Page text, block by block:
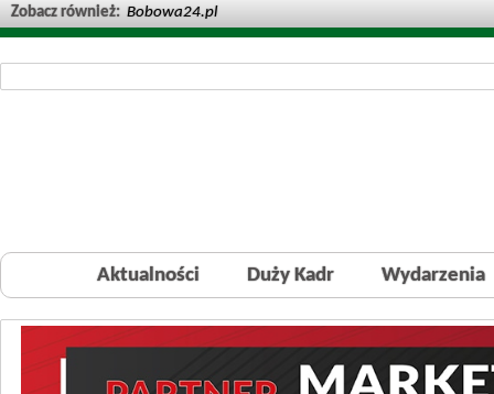
Zobacz również: Bobowa24.pl
Aktualności Duży Kadr Wydarzenia